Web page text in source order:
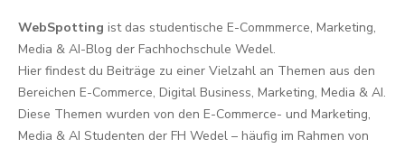
WebSpotting ist das studentische E-Commmerce, Marketing,
Media & AI-Blog der Fachhochschule Wedel.
Hier findest du Beiträge zu einer Vielzahl an Themen aus den
Bereichen E-Commerce, Digital Business, Marketing, Media & AI.
Diese Themen wurden von den E-Commerce- und Marketing,
Media & AI Studenten der FH Wedel – häufig im Rahmen von